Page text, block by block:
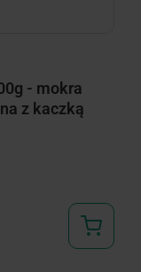
- mokra
z kaczką